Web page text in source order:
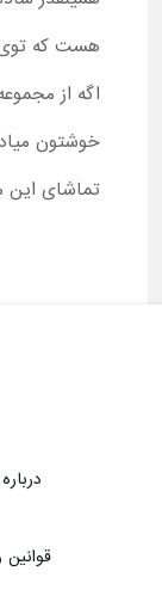
هست که
اگه از
خوشتون
تماشای این